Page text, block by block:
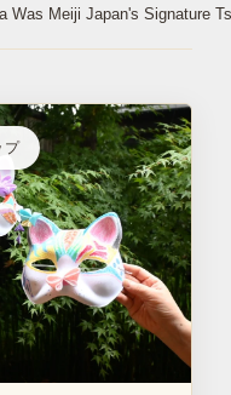
工の看板商品は「薬玉」だっ
プ